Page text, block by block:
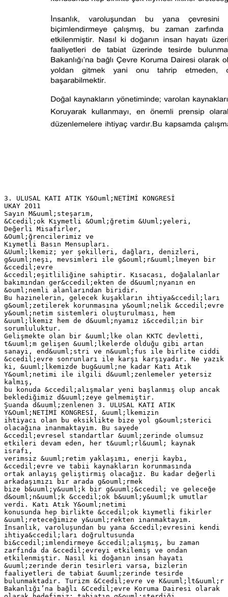
3. ULUSAL KATI ATIK Y&Ouml;NETİMİ KONGRESİ
UKAY 2011
Sayın M&uuml;steşarım,
&Ccedil;ok Kıymetli &Ouml;ğretim &Uuml;yeleri,
Değerli Misafirler,
&Ouml;ğrencilerimiz ve
Kıymetli Basın Mensupları.
&Uuml;lkemiz; yer şekilleri, dağları, denizleri,
g&uuml;neşi, mevsimleri ile g&ouml;r&uuml;lmeyen bir
&ccedil;evre
&ccedil;eşitliliğine sahiptir. Kısacası, doğalalanlar
bakımından ger&ccedil;ekten de d&uuml;nyanın en
&ouml;nemli alanlarından biridir.
Bu hazinelerin, gelecek kuşakların ihtiya&ccedil;ları
g&ouml;zetilerek korunmasına y&ouml;nelik &ccedil;evre
y&ouml;netim sistemleri oluşturulması, hem
&uuml;lkemiz hem de d&uuml;nyamız i&ccedil;in bir
sorumluluktur.
Gelişmekte olan bir &uuml;lke olan KKTC devletti,
t&uuml;m gelişen &uuml;lkelerde olduğu gibi artan
sanayi, end&uuml;stri ve n&uuml;fus ile birlite ciddi
&ccedil;evre sonrunları ile karşı karşıyadır. Ne yazık
ki, &uuml;lkemizde bug&uuml;ne kadar Katı Atık
Y&ouml;netimi ile ilgili d&uuml;zenlemeler yetersiz
kalmış,
bu konuda &ccedil;alışmalar yeni başlanmış olup ancak
beklediğimiz d&uuml;zeye gelmemiştir.
Şuanda d&uuml;zenlenen 3. ULUSAL KATI ATIK
Y&Ouml;NETİMİ KONGRESİ, &uuml;lkemizin
ihtiyacı olan bu eksiklikte bize yol g&ouml;sterici
olacağına inanmaktayım. Bu sayede
&ccedil;evresel standartlar &uuml;zerinde olumsuz
etkileri devam eden, her t&uuml;rl&uuml; kaynak
israfı,
verimsiz &uuml;retim yaklaşımı, enerji kaybı,
&ccedil;evre ve tabii kaynakların korunmasında
ortak anlayış geliştirmiş olacağız. Bu kadar değerli
arkadaşımızı bir arada g&ouml;rmek
bize b&uuml;y&uuml;k bir g&uuml;&ccedil; ve geleceğe
d&ouml;n&uuml;k &ccedil;ok b&uuml;y&uuml;k umutlar
verdi. Katı Atık Y&ouml;netimi
konusunda hep birlikte &ccedil;ok kıymetli fikirler
&uuml;reteceğimize y&uuml;rekten inanmaktayım.
İnsanlık, varoluşundan bu yana &ccedil;evresini kendi
ihtiya&ccedil;ları doğrultusunda
bi&ccedil;imlendirmeye &ccedil;alışmış, bu zaman
zarfında da &ccedil;evreyi etkilemiş ve ondan
etkilenmiştir. Nasıl ki doğanın insan hayatı
&uuml;zerinde derin tesirleri varsa, bizlerin
faaliyetleri de tabiat &uuml;zerinde tesirde
bulunmaktadır. Turizm &Ccedil;evre ve K&uuml;lt&uuml;r
Bakanlığı’na bağlı &Ccedil;evre Koruma Dairesi olarak